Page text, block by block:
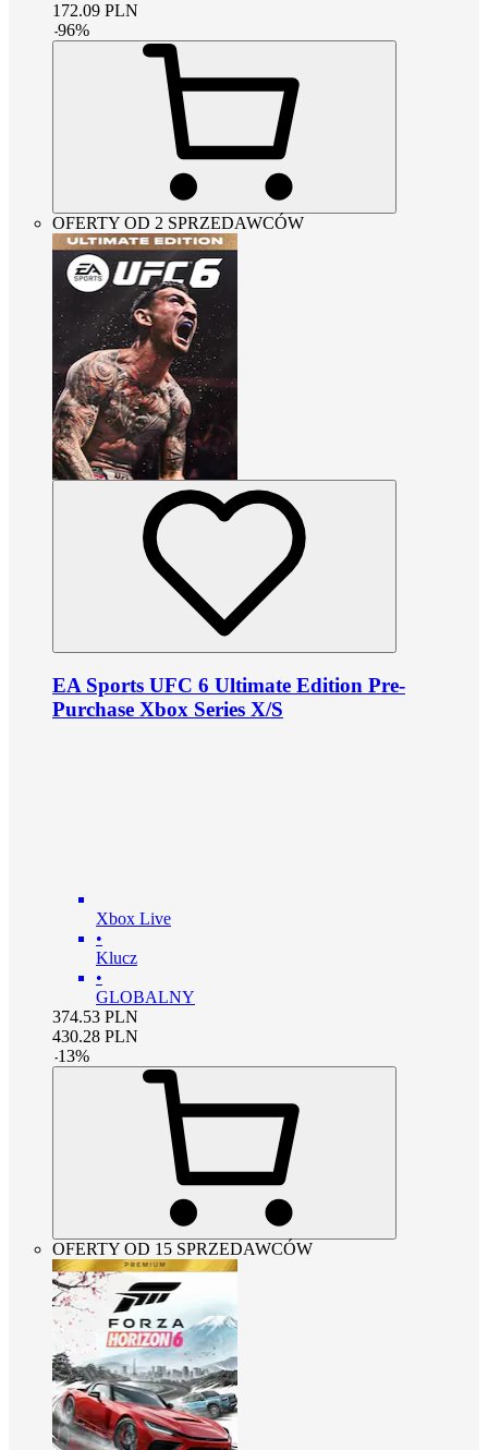
172.09 PLN
-96%
OFERTY OD 2 SPRZEDAWCÓW
EA Sports UFC 6 Ultimate Edition Pre-
Purchase Xbox Series X/S
Xbox Live
•
Klucz
•
GLOBALNY
374.53 PLN
430.28 PLN
-13%
OFERTY OD 15 SPRZEDAWCÓW